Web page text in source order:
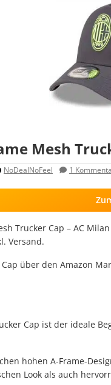
Mesh
NoDealNoFeel 1
Trucker Cap – AC
Versand.
über den Amazon
Cap ist der ideale
hohen A-Frame-
Look als auch